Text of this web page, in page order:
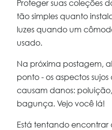
Proteger suas coleções
tão simples quanto
luzes quando um
usado.
Na próxima postagem,
ponto - os aspectos
causam danos:
bagunça. Vejo você lá!
Está tentando encontrar